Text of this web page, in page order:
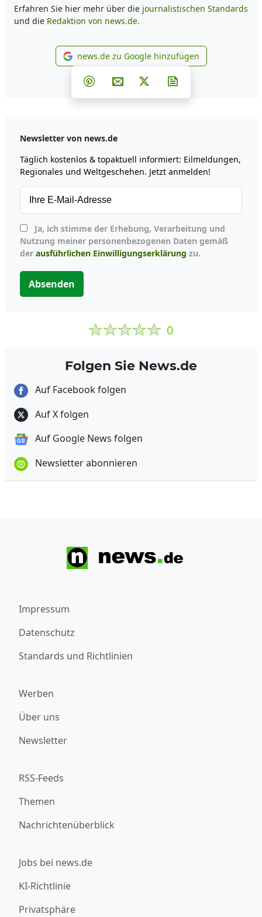
Erfahren Sie hier mehr über die journalistischen Standards
und die Redaktion von news.de.
news.de zu Google
news.de zu Google hinzufügen
Teilen auf Facebook
Teilen auf Whatsapp
Teilen auf Telegram
Teilen auf Pinterest
Per E-Mail teilen
Post auf X
Newsletter von news.de
Täglich kostenlos & topaktuell informiert: Eilmeldungen,
Regionales und Weltgeschehen. Jetzt anmelden!
Nutzung meiner personenbezogenen Daten gemäß
der ausführlichen Einwilligungserklärung zu.
Absenden
0
Folgen Sie News.de
Auf Facebook folgen
Auf X folgen
Auf Google News folgen
Newsletter abonnieren
Impressum
Datenschutz
Standards und Richtlinien
Werben
Über uns
Newsletter
RSS-Feeds
Themen
Nachrichtenüberblick
Jobs bei news.de
KI-Richtlinie
Privatsphäre